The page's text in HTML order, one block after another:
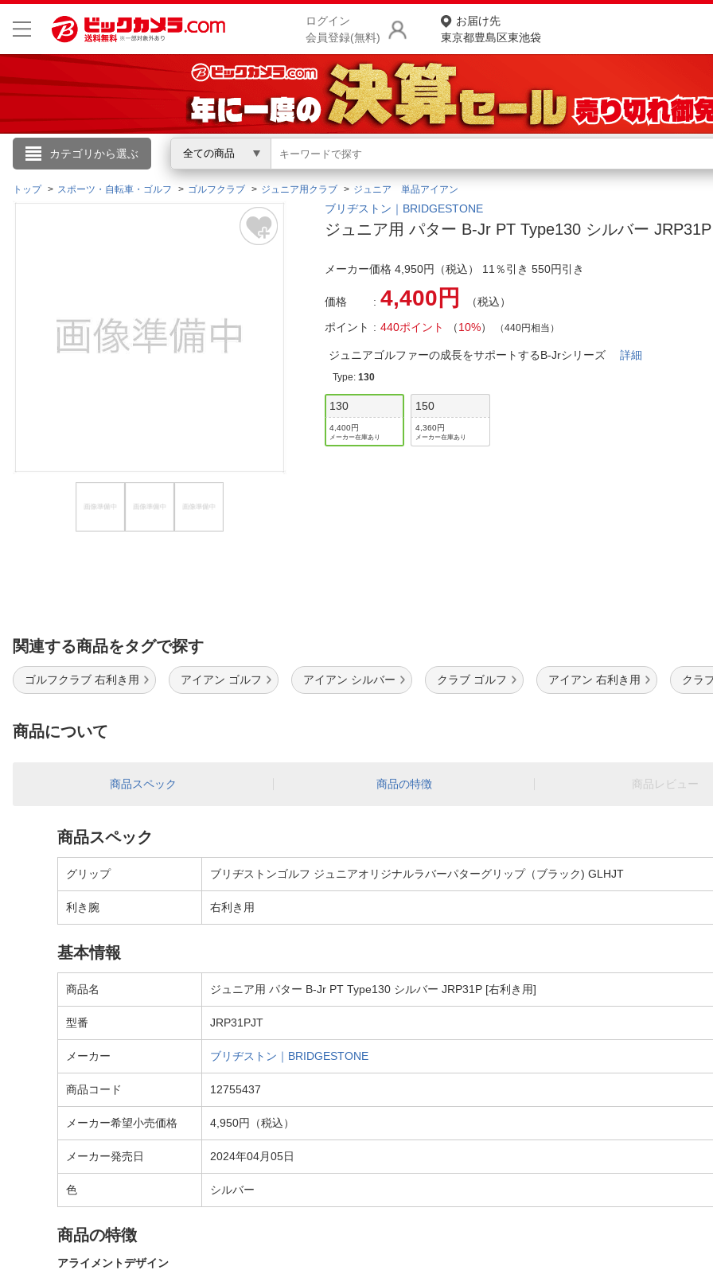
ログイン
会員登録(無料)
お届け先
東京都豊島区東池袋
カテゴリから選ぶ 全ての商品
こんにちは
ログイン
閲覧履歴
商品をさがす
ランキングからさがす
カテゴリ一覧からさがす
お客様サポート
ご利用ガイド
ご利用規約
トップ スポーツ・自転車・ゴルフ ゴルフクラブ ジュニア用クラブ ジュニア 単品アイアン
ブリヂストン｜BRIDGESTONE
ジュニア用 パター B-Jr PT Type130 シルバー
メーカー価格 4,950円（税込） 11％引き 550円引き
価格 4,400円
（税込）
ポイント
440ポイント （10%） （440円相当）
ジュニアゴルファーの成長をサポートするB-Jrシリーズ詳細
Type:130
130
4,400円
メーカー在庫あり
150
4,360円
メーカー在庫あり
関連する商品をタグで探す
ゴルフクラブ 右利き用 アイアン ゴルフ アイアン シルバー クラブ ゴルフ アイアン 右利き用 クラ
商品について
商品スペック 商品の特徴 商品レビュー
商品スペック
グリップ ブリヂストンゴルフ ジュニアオリジナルラバーパターグリップ（ブラック) GLHJT
利き腕 右利き用
基本情報
商品名 ジュニア用 パター B-Jr PT Type130 シルバー JRP31P [右利き用]
型番 JRP31PJT
メーカー ブリヂストン｜BRIDGESTONE
商品コード 12755437
メーカー希望小売価格 4,950円（税込）
メーカー発売日 2024年04月05日
色 シルバー
商品の特徴
アライメントデザイン